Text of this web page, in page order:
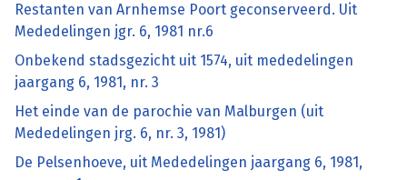
Restanten van Arnhemse Poort geconserveerd. Uit
Mededelingen jgr. 6, 1981 nr.6
Onbekend stadsgezicht uit 1574, uit mededelingen
jaargang 6, 1981, nr. 3
Het einde van de parochie van Malburgen (uit
Mededelingen jrg. 6, nr. 3, 1981)
De Pelsenhoeve, uit Mededelingen jaargang 6, 1981,